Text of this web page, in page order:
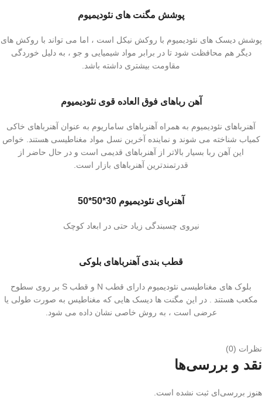
پوشش مگنت های نئودیمیوم
پوشش دیسک های نئودیمیوم با روکش نیکل است ، اما می تواند با روکش های
دیگر هم محافظت شود تا در برابر مواد شیمیایی و جو ، به دلیل خوردگی
مقاومت بیشتری داشته باشد.
آهن رباهای فوق العاده قوی نئودیمیوم
آهنرباهای نئودیمیوم به همراه آهنرباهای ساماریوم به عنوان آهنرباهای خاکی
کمیاب شناخته می شوند و نماینده آخرین نسل مواد مغناطیسی هستند. خواص
این آهن ربا بسیار بالاتر از آهنرباهای قدیمی است و در حال حاضر از
قدرتمندترین آهنرباهای بازار است.
آهنربای نئودیمیوم 30*50*50
نیروی چسبندگی زیاد حتی در ابعاد کوچک
قطب بندی آهنرباهای بلوکی
بلوک های مغناطیسی نئودیمیوم دارای قطب N و قطب S بر روی سطوح
مکعب هستند . در این مگنت ها دیسک هایی که مغناطیس به صورت طولی یا
عرضی است ، به روش خاصی نشان داده می شود.
نظرات (0)
نقد و بررسی‌ها
هنوز بررسی‌ای ثبت نشده است.